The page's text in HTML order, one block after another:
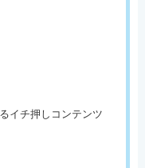
イチ押しコンテンツ